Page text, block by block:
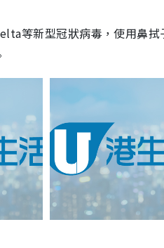
等新型冠狀病毒，使用鼻拭